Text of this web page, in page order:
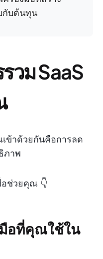
กับต้นทุน
วม SaaS
ข้าด้วยกันคือการลด
ภาพ
ช่วยคุณ 👇
มือที่คุณใช้ใน